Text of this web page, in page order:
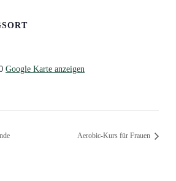
Google Karte anzeigen
Aerobic-Kurs für Frauen